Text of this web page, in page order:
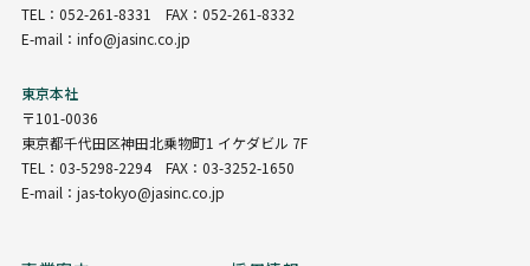
TEL：052-261-8331 FAX：052-261-8332
E-mail：info@jasinc.co.jp
東京本社
〒101-0036
東京都千代田区神田北乗物町1 イケダビル 7F
TEL：03-5298-2294 FAX：03-3252-1650
E-mail：jas-tokyo@jasinc.co.jp